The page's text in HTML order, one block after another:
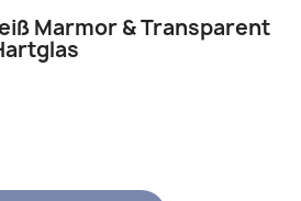
Marmor & Transparent